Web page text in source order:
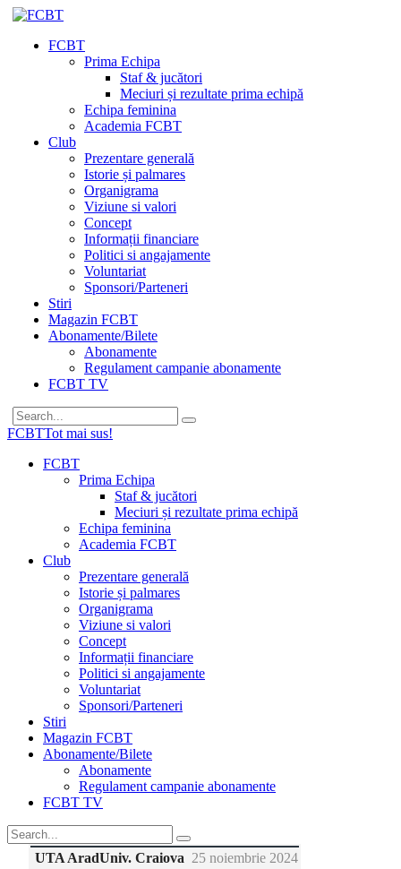
FCBT
Prima Echipa
Staf & jucători
Meciuri și rezultate prima echipă
Echipa feminina
Academia FCBT
Club
Prezentare generală
Istorie și palmares
Organigrama
Viziune si valori
Concept
Informații financiare
Politici si angajamente
Voluntariat
Sponsori/Parteneri
Stiri
Magazin FCBT
Abonamente/Bilete
Abonamente
Regulament campanie abonamente
FCBT TV
FCBTTot mai sus!
FCBT
Prima Echipa
Staf & jucători
Meciuri și rezultate prima echipă
Echipa feminina
Academia FCBT
Club
Prezentare generală
Istorie și palmares
Organigrama
Viziune si valori
Concept
Informații financiare
Politici si angajamente
Voluntariat
Sponsori/Parteneri
Stiri
Magazin FCBT
Abonamente/Bilete
Abonamente
Regulament campanie abonamente
FCBT TV
UTA AradUniv. Craiova 25 noiembrie 2024